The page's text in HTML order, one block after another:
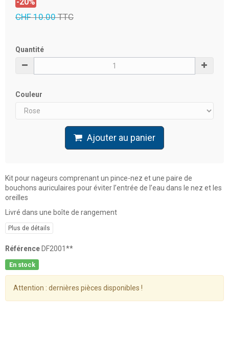
CHF 10.00TTC
Quantité
Couleur
Ajouter au panier
Kit pour nageurs comprenant un pince-nez et une paire de
bouchons auriculaires pour éviter l’entrée de l’eau dans le nez et les
oreilles
Livré dans une boîte de rangement
Plus de détails
Référence DF2001**
En stock
Attention : dernières pièces disponibles !